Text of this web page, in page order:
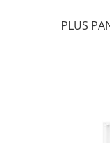
PLUS